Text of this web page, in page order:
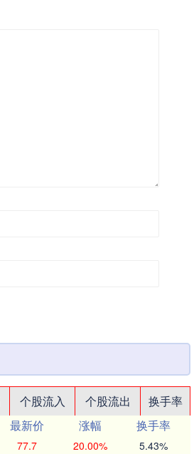
个股流入 个股流出
换手率
最新价 涨幅
换手率
77.7 20.00% 5.43%